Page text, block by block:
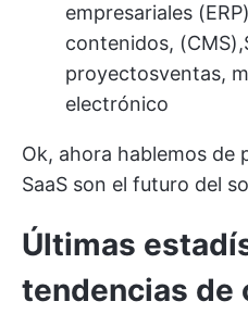
empresariales
contenidos, (CMS),
proyectosventas,
electrónico
Ok, ahora hablemos de
SaaS son el futuro del
Últimas
tendencias de